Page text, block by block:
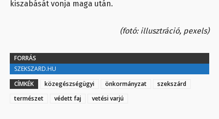
kiszabását vonja maga után.
(fotó: illusztráció, pexels)
FORRÁS
SZEKSZARD.HU
CÍMKÉK
közegészségügyi önkormányzat
szekszárd
természet
védett faj vetési varjú